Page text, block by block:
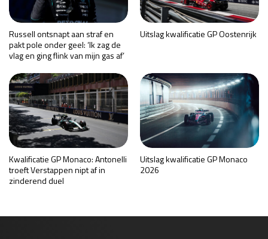
Russell ontsnapt aan straf en
pakt pole onder geel: ‘Ik zag de
vlag en ging flink van mijn gas af’
Uitslag kwalificatie GP Oostenrijk
Kwalificatie GP Monaco: Antonelli
troeft Verstappen nipt af in
zinderend duel
Uitslag kwalificatie GP Monaco
2026